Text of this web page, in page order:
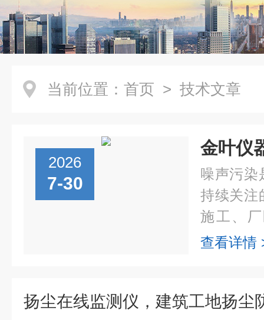
当前位置： 首页 > 技术文章
2026
7-30
噪声污染
持续关注
施工、
景，都会
查看详情
扬尘在线监测仪，建筑工地扬尘